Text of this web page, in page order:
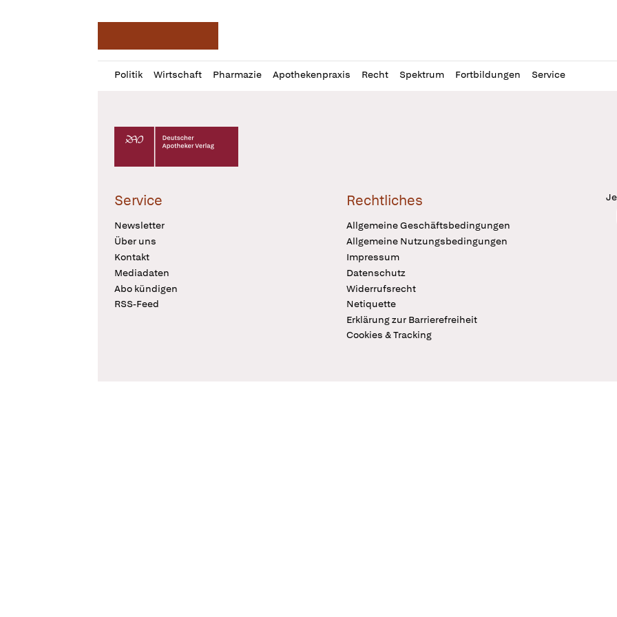
Politik Wirtschaft Pharmazie Apothekenpraxis Recht Spektrum Fortbildungen Service
Profil
öffnen
Daz
Pur
Deutscher Apotheker Verlag Logo
Service
Newsletter
Über uns
Kontakt
Mediadaten
Abo kündigen
RSS-Feed
Rechtliches
Allgemeine Geschäftsbedingungen
Allgemeine Nutzungsbedingungen
Impressum
Datenschutz
Widerrufsrecht
Netiquette
Erklärung zur Barrierefreiheit
Cookies & Tracking